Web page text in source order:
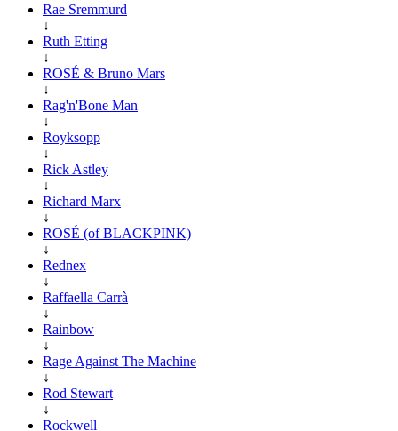
Rae Sremmurd
↓
Ruth Etting
↓
ROSÉ & Bruno Mars
↓
Rag'n'Bone Man
↓
Royksopp
↓
Rick Astley
↓
Richard Marx
↓
ROSÉ (of BLACKPINK)
↓
Rednex
↓
Raffaella Carrà
↓
Rainbow
↓
Rage Against The Machine
↓
Rod Stewart
↓
Rockwell